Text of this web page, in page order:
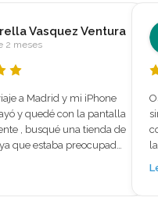
Barreto
2 meses
experiencia por si le
Mi PS5 empezó
de HDMI, se veía
negro y solo a ratos
pensaba que la tenía